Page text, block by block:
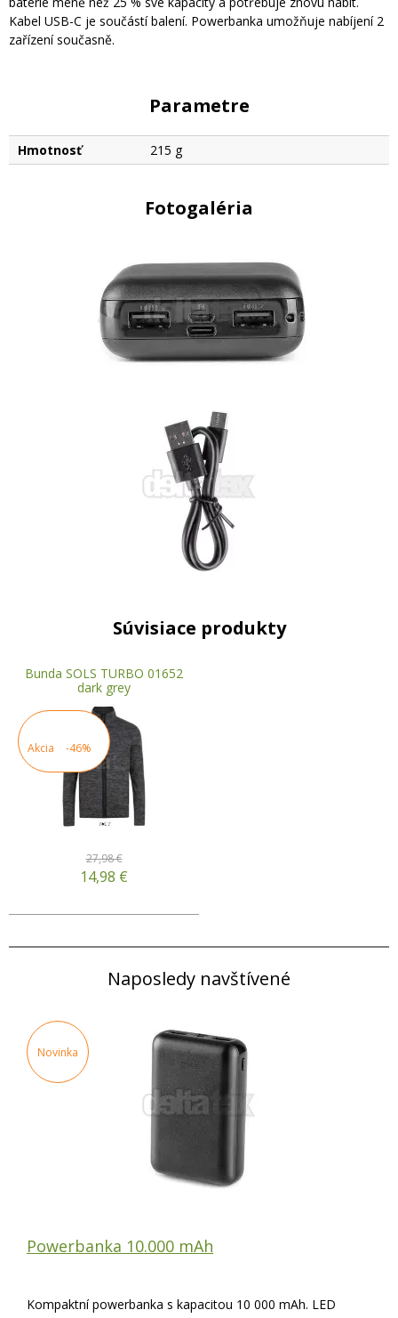
Kabel USB-C je součástí balení. Powerbanka umožňuje nabíjení 2
zařízení současně.
Parametre
Hmotnosť 215 g
Fotogaléria
Súvisiace produkty
Bunda SOLS TURBO 01652
dark grey
Akcia -46%
27,98 €
14,98 €
Naposledy navštívené
Novinka
Powerbanka 10.000 mAh
Kompaktní powerbanka s kapacitou 10 000 mAh. LED